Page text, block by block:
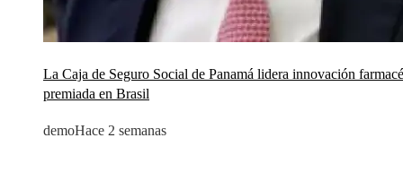
La Caja de Seguro Social de Panamá lidera innovación
premiada en Brasil
demoHace 2 semanas